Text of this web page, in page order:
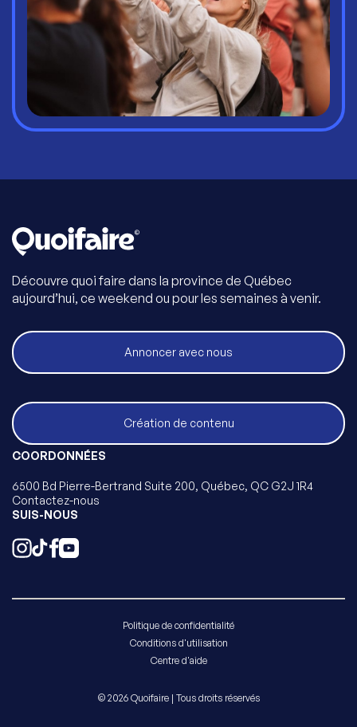
Découvre quoi faire dans la province de Québec
aujourd’hui, ce weekend ou pour les semaines à venir.
Annoncer avec nous
Création de contenu
COORDONNÉES
6500 Bd Pierre-Bertrand Suite 200, Québec, QC G2J 1R4
Contactez-nous
SUIS-NOUS
Politique de confidentialité
Conditions d'utilisation
Centre d'aide
© 2026 Quoifaire | Tous droits réservés